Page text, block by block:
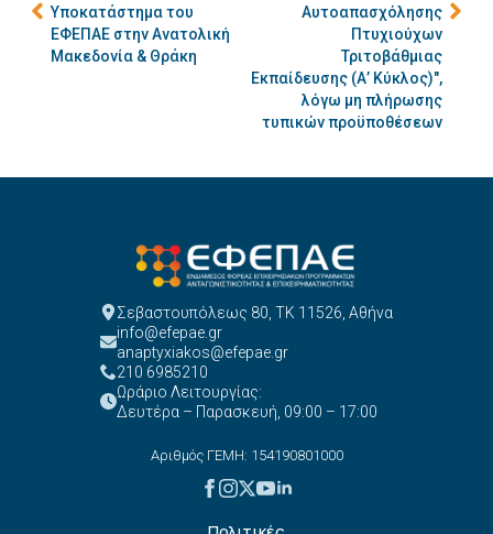
Υποκατάστημα του
ΕΦΕΠΑΕ στην Ανατολική
Μακεδονία & Θράκη
Αυτοαπασχόλησης
Πτυχιούχων
Τριτοβάθμιας
Εκπαίδευσης (Α’ Κύκλος)",
λόγω μη πλήρωσης
τυπικών προϋποθέσεων
Σεβαστουπόλεως 80, ΤΚ 11526, Αθήνα
info@efepae.gr
anaptyxiakos@efepae.gr
210 6985210
Ωράριο Λειτουργίας:
Δευτέρα – Παρασκευή, 09:00 – 17:00
Αριθμός ΓΕΜΗ: 154190801000